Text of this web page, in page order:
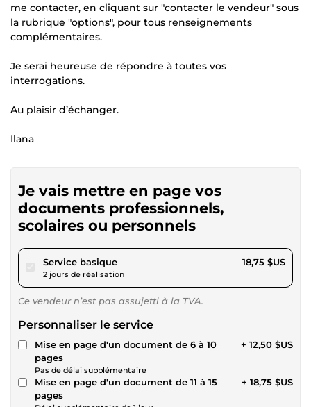
me contacter, en cliquant sur "contacter le vendeur" sous
la rubrique "options", pour tous renseignements
complémentaires.
Je serai heureuse de répondre à toutes vos
interrogations.
Au plaisir d’échanger.
Ilana
Je vais mettre en page vos
documents professionnels,
scolaires ou personnels
Service basiquepour 17,28 $US
2 jours de réalisation
18,75 $US
Ce vendeur n’est pas assujetti à la TVA.
Personnaliser le service
Mise en page d'un document de 6 à 10
pages
Pas de délai supplémentaire
+ 12,50 $US
Mise en page d'un document de 11 à 15
pages
+ 18,75 $US